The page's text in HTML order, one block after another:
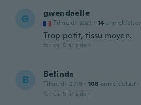
G gwendaelle
Tilmeldt 2021 · 14 anmeldelser
Trop petit, tissu moyen.
for ca. 5 år siden
B Belinda
Tilmeldt 2019 · 108 anmeldelser ·
for ca. 5 år siden